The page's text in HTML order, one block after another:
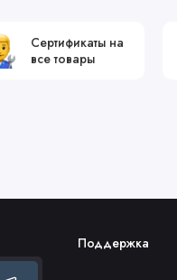
Сертификаты на
все товары
Поддержка